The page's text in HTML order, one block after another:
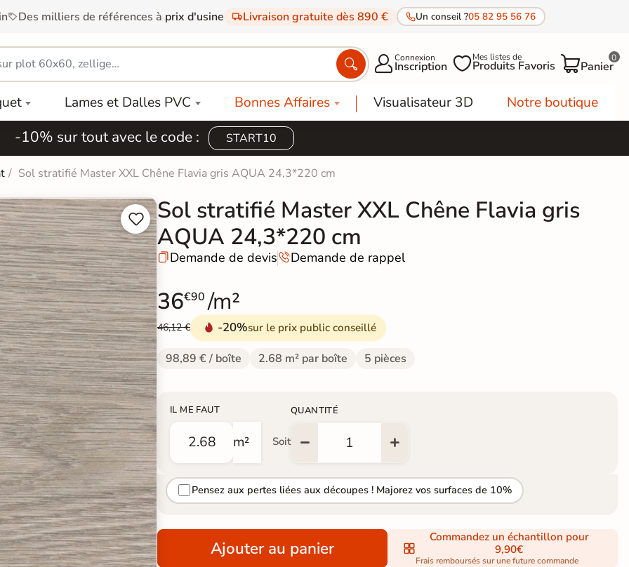
Des milliers de références à prix d'usine Livraison gratuite dès 890 € Un conseil ?05 82 95 56 76
 Connexion
Inscription Mes listes de
Produits Favoris Panier
0
Lames et Dalles PVC Bonnes Affaires Visualisateur 3D Notre boutique
-10% sur tout avec le code : START10
Sol stratifié Master XXL Chêne Flavia gris AQUA 24,3*220 cm


Sol stratifié Master XXL Chêne Flavia gris
AQUA 24,3*220 cm
Demande de devisDemande de rappel
36€90 /m²
46,12 € -20%sur le prix public conseillé
98,89 € / boîte 2.68 m² par boîte 5 pièces
IL ME FAUT
m² Soit
QUANTITÉ
Pensez aux pertes liées aux découpes ! Majorez vos surfaces de 10%
Ajouter au panier
Commandez un échantillon pour
9,90€
Frais remboursés sur une future commande